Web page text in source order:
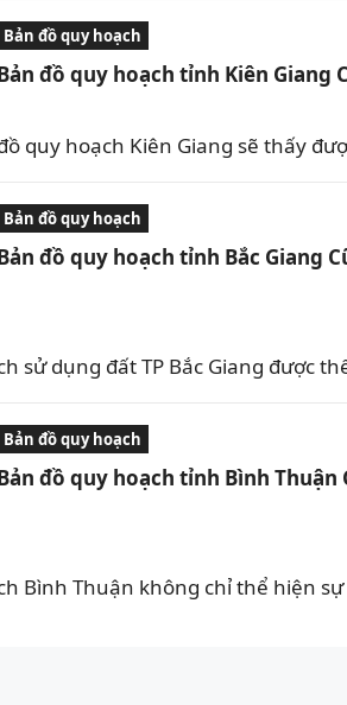
Bản đồ quy hoạch
đồ quy hoạch tỉnh Kiên Giang
quy hoạch Kiên Giang sẽ thấy
Bản đồ quy hoạch
đồ quy hoạch tỉnh Bắc Giang
sử dụng đất TP Bắc Giang được
Bản đồ quy hoạch
đồ quy hoạch tỉnh Bình Thuận
Bình Thuận không chỉ thể hiện